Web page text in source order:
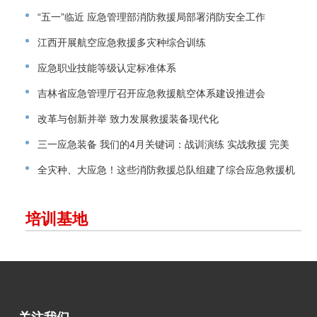
“五一”临近 应急管理部消防救援局部署消防安全工作
江西开展航空应急救援多灾种综合训练
应急职业技能等级认定标准体系
吉林省应急管理厅召开应急救援航空体系建设推进会
改革与创新并举 致力发展救援装备现代化
三一应急装备 我们的4月关键词：战训演练 实战救援 完美
交付全灾种、大应急！这些消防救援总队组建了综合应急救援机
培训基地